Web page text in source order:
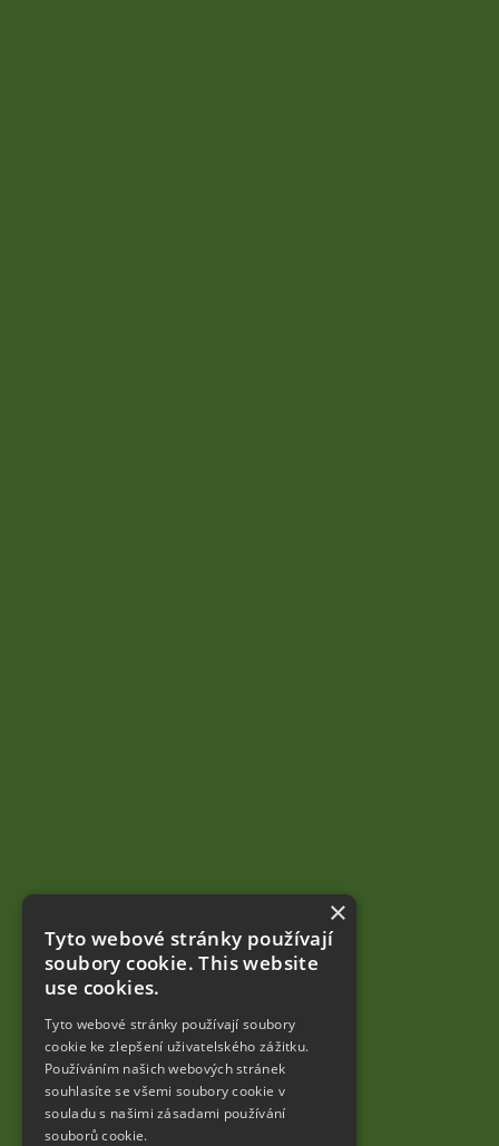
×
Tyto webové stránky používají
soubory cookie. This website
use cookies.
Tyto webové stránky používají soubory
cookie ke zlepšení uživatelského zážitku.
Používáním našich webových stránek
souhlasíte se všemi soubory cookie v
souladu s našimi zásadami používání
souborů cookie.